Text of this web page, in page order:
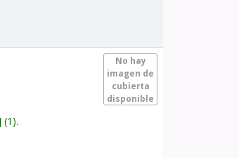
No hay
imagen de
cubierta
disponible
(1).